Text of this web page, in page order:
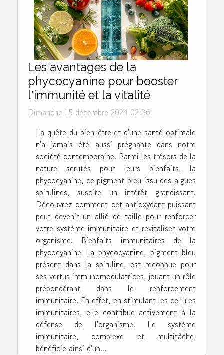
Les avantages de la
phycocyanine pour booster
l'immunité et la vitalité
Dimanche 15 décembre 2024 02:36
La quête du bien-être et d'une santé optimale
n'a jamais été aussi prégnante dans notre
société contemporaine. Parmi les trésors de la
nature scrutés pour leurs bienfaits, la
phycocyanine, ce pigment bleu issu des algues
spirulines, suscite un intérêt grandissant.
Découvrez comment cet antioxydant puissant
peut devenir un allié de taille pour renforcer
votre système immunitaire et revitaliser votre
organisme. Bienfaits immunitaires de la
phycocyanine La phycocyanine, pigment bleu
présent dans la spiruline, est reconnue pour
ses vertus immunomodulatrices, jouant un rôle
prépondérant dans le renforcement
immunitaire. En effet, en stimulant les cellules
immunitaires, elle contribue activement à la
défense de l'organisme. Le système
immunitaire, complexe et multitâche,
bénéficie ainsi d'un...